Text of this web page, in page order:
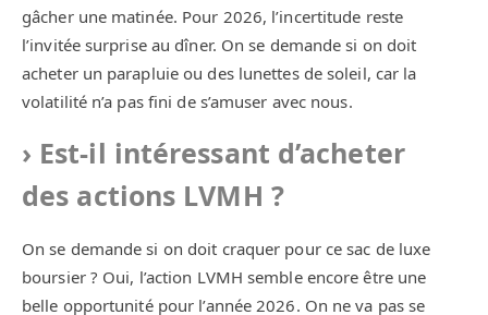
gâcher une matinée. Pour 2026, l’incertitude reste
l’invitée surprise au dîner. On se demande si on doit
acheter un parapluie ou des lunettes de soleil, car la
volatilité n’a pas fini de s’amuser avec nous.
Est-il intéressant d’acheter
des actions LVMH ?
On se demande si on doit craquer pour ce sac de luxe
boursier ? Oui, l’action LVMH semble encore être une
belle opportunité pour l’année 2026. On ne va pas se